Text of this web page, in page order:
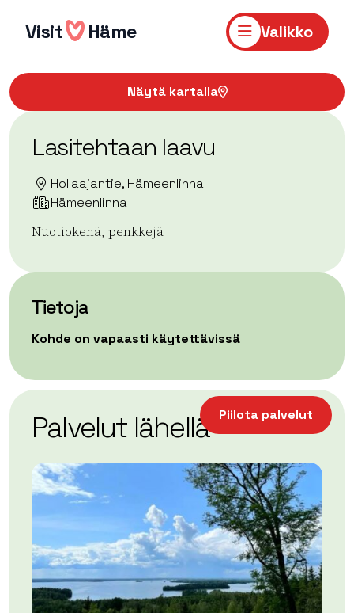
sisältöön
Visit Häme Valikko
Näytä kartalla
Lasitehtaan laavu
Hollaajantie, Hämeenlinna
Hämeenlinna
Nuotiokehä, penkkejä
Tietoja
Kohde on vapaasti käytettävissä
−
Leaflet| ©OpenStreetMap
Piilota palvelut
Palvelut lähellä